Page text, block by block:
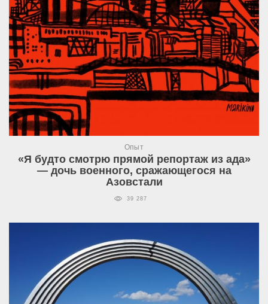
Опыт
«Я будто смотрю прямой репортаж из ада»
— дочь военного, сражающегося на
Азовстали
39 287